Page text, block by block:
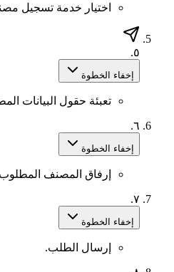
اختيار خدمة تسجيل
٥.
إخفاء الخطوة
تعبئة حقول البيانات
٦.
إخفاء الخطوة
إرفاق المصنف
٧.
إخفاء الخطوة
إرسال الطلب.